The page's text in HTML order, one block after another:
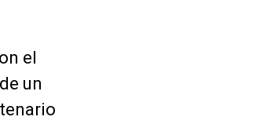
el
un